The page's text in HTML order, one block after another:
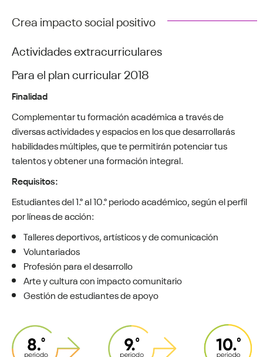
Crea impacto social positivo
Actividades extracurriculares
Para el plan curricular 2018
Finalidad
Complementar tu formación académica a través de
diversas actividades y espacios en los que desarrollarás
habilidades múltiples, que te permitirán potenciar tus
talentos y obtener una formación integral.
Requisitos:
Estudiantes del 1.° al 10.° periodo académico, según el perfil
por líneas de acción:
Talleres deportivos, artísticos y de comunicación
Voluntariados
Profesión para el desarrollo
Arte y cultura con impacto comunitario
Gestión de estudiantes de apoyo